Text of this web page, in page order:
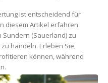
ist entscheidend für
diesem Artikel erfahren
Sundern (Sauerland) zu
handeln. Erleben Sie,
können, während